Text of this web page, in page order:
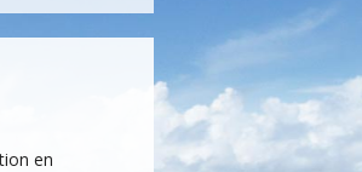
en